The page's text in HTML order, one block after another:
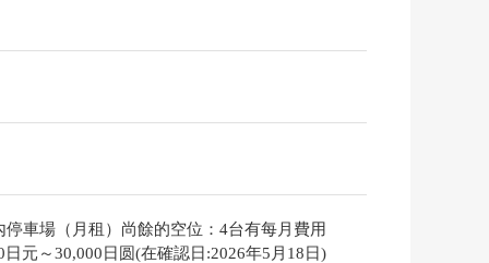
停車場（月租）尚餘的空位：4台有每月費用
日元～30,000日圆(在確認日:2026年5月18日)